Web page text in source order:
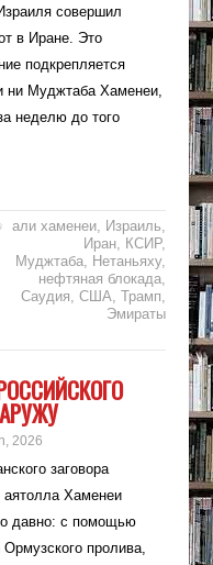
совершил
в Иране. Это
подкрепляется
ни Муджтаба Хаменеи,
неделю до того
али хаменеи, Израиль,
Иран, КСИР,
Муджтаба, Нетаньяху,
нефтяная блокада,
Саудия,США,Трамп,
Эмираты
2026
заговора
аятолла Хаменеи
давно: с помощью
пролива,